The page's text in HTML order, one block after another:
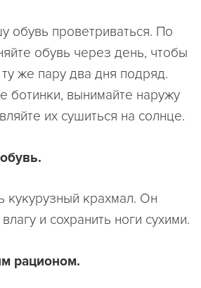
обувь проветриваться. По
обувь через день, чтобы
же пару два дня подряд.
ботинки, вынимайте наружу
их сушиться на солнце.
кукурузный крахмал. Он
и сохранить ноги сухими.
рационом.